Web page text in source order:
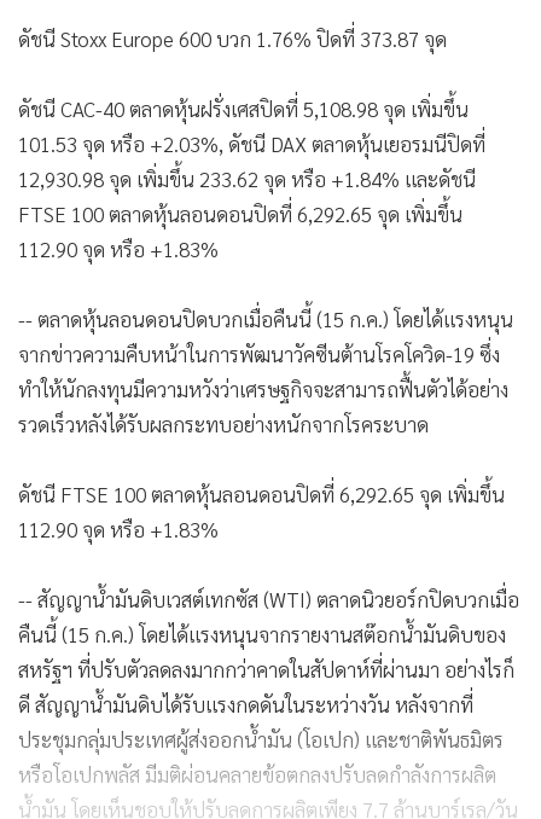
ดัชนี Stoxx Europe 600 บวก 1.76% ปิดที่ 373.87 จุด
ดัชนี CAC-40 ตลาดหุ้นฝรั่งเศสปิดที่ 5,108.98 จุด เพิ่มขึ้น
101.53 จุด หรือ +2.03%, ดัชนี DAX ตลาดหุ้นเยอรมนีปิดที่
12,930.98 จุด เพิ่มขึ้น 233.62 จุด หรือ +1.84% และดัชนี
FTSE 100 ตลาดหุ้นลอนดอนปิดที่ 6,292.65 จุด เพิ่มขึ้น
112.90 จุด หรือ +1.83%
-- ตลาดหุ้นลอนดอนปิดบวกเมื่อคืนนี้ (15 ก.ค.) โดยได้แรงหนุน
จากข่าวความคืบหน้าในการพัฒนาวัคซีนต้านโรคโควิด-19 ซึ่ง
ทำให้นักลงทุนมีความหวังว่าเศรษฐกิจจะสามารถฟื้นตัวได้อย่าง
รวดเร็วหลังได้รับผลกระทบอย่างหนักจากโรคระบาด
ดัชนี FTSE 100 ตลาดหุ้นลอนดอนปิดที่ 6,292.65 จุด เพิ่มขึ้น
112.90 จุด หรือ +1.83%
-- สัญญาน้ำมันดิบเวสต์เทกซัส (WTI) ตลาดนิวยอร์กปิดบวกเมื่อ
คืนนี้ (15 ก.ค.) โดยได้แรงหนุนจากรายงานสต๊อกน้ำมันดิบของ
สหรัฐฯ ที่ปรับตัวลดลงมากกว่าคาดในสัปดาห์ที่ผ่านมา อย่างไรก็
ดี สัญญาน้ำมันดิบได้รับแรงกดดันในระหว่างวัน หลังจากที่
ประชุมกลุ่มประเทศผู้ส่งออกน้ำมัน (โอเปก) และชาติพันธมิตร
หรือโอเปกพลัส มีมติผ่อนคลายข้อตกลงปรับลดกำลังการผลิต
น้ำมัน โดยเห็นชอบให้ปรับลดการผลิตเพียง 7.7 ล้านบาร์เรล/วัน